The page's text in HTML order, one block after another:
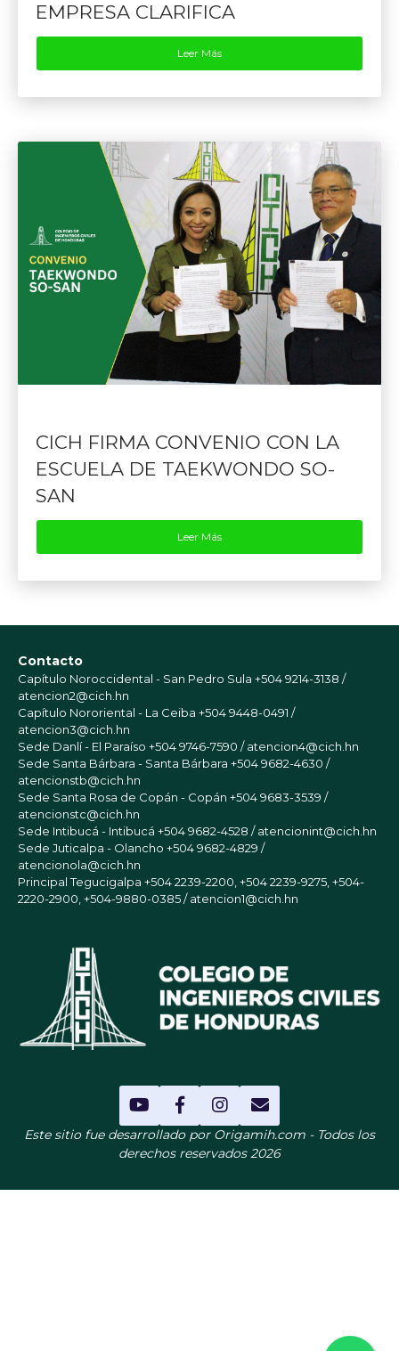
EMPRESA CLARIFICA
Leer Más
CICH FIRMA CONVENIO CON LA
ESCUELA DE TAEKWONDO SO-
SAN
Leer Más
Contacto
Capítulo Noroccidental - San Pedro Sula +504 9214-3138 /
atencion2@cich.hn
Capítulo Nororiental - La Ceiba +504 9448-0491 /
atencion3@cich.hn
Sede Danlí - El Paraíso +504 9746-7590 / atencion4@cich.hn
Sede Santa Bárbara - Santa Bárbara +504 9682-4630 /
atencionstb@cich.hn
Sede Santa Rosa de Copán - Copán +504 9683-3539 /
atencionstc@cich.hn
Sede Intibucá - Intibucá +504 9682-4528 / atencionint@cich.hn
Sede Juticalpa - Olancho +504 9682-4829 /
atencionola@cich.hn
Principal Tegucigalpa +504 2239-2200, +504 2239-9275, +504-
2220-2900, +504-9880-0385 / atencion1@cich.hn
Este sitio fue desarrollado por Origamih.com - Todos los
derechos reservados 2026